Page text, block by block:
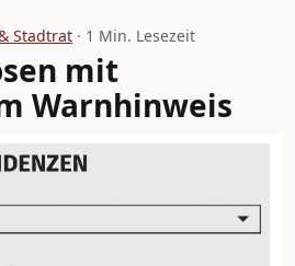
Stadtrat · 1 Min. Lesezeit
mit
Warnhinweis